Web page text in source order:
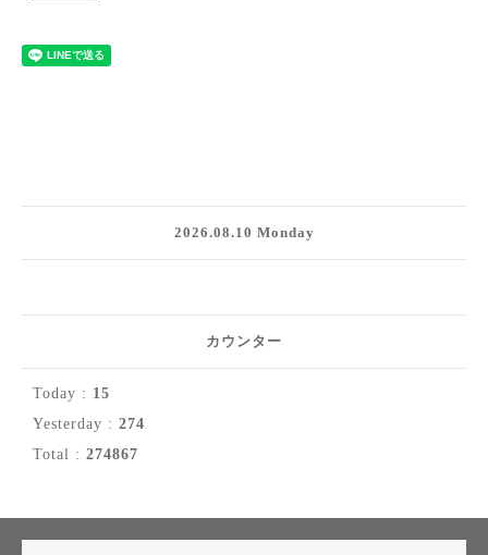
2026.08.10 Monday
カウンター
Today : 15
Yesterday : 274
Total : 274867